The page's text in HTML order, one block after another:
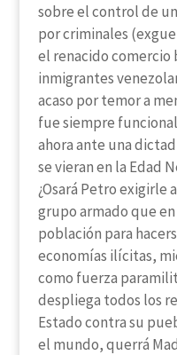
sobre el control de
por criminales
el renacido comercio
inmigrantes
acaso por temor a
fue siempre
ahora ante una
se vieran en la Edad
¿Osará Petro exigirle
grupo armado que
población para
economías ilícitas,
como fuerza
despliega todos los
Estado contra su
el mundo, querrá